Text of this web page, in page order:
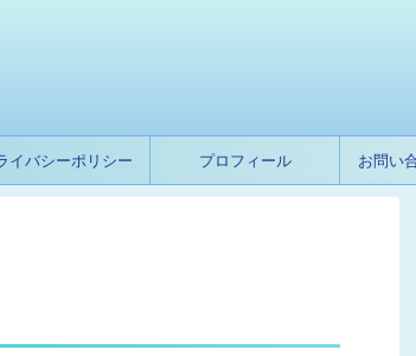
イバシーポリシー プロフィール お問い